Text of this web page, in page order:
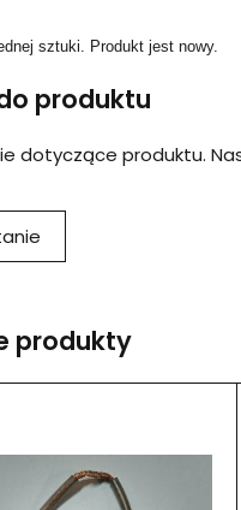
sztuki. Produkt jest nowy.
produktu
dotyczące produktu.
produkty